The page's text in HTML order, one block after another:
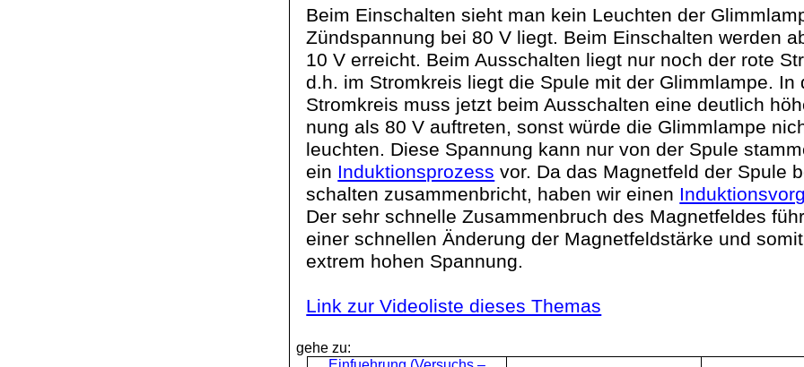
Beim Einschalten sieht man kein Leuchten der
Zündspannung bei 80 V liegt. Beim Einschalten werden
10 V erreicht. Beim Ausschalten liegt nur noch der rote
d.h. im Stromkreis liegt die Spule mit der Glimmlampe. In
Stromkreis muss jetzt beim Ausschalten eine deutlich
nung als 80 V auftreten, sonst würde die Glimmlampe
leuchten. Diese Spannung kann nur von der Spule
ein Induktionsprozess vor. Da das Magnetfeld der Spule
schalten zusammenbricht, haben wir einen
Der sehr schnelle Zusammenbruch des Magnetfeldes
einer schnellen Änderung der Magnetfeldstärke und
extrem hohen Spannung.
Link zur Videoliste dieses Themas
gehe zu: